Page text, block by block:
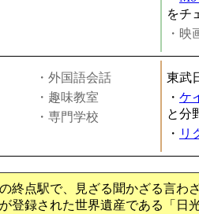
をチ
・映
・外国語会話
・趣味教室
・専門学校
東武
・ ケ
と分
・ リ
終点駅で、見ざる聞かざる言わ
登録された世界遺産である「日